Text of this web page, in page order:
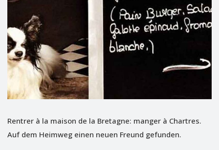
Rentrer à la maison de la Bretagne: manger à Chartres.
Auf dem Heimweg einen neuen Freund gefunden.